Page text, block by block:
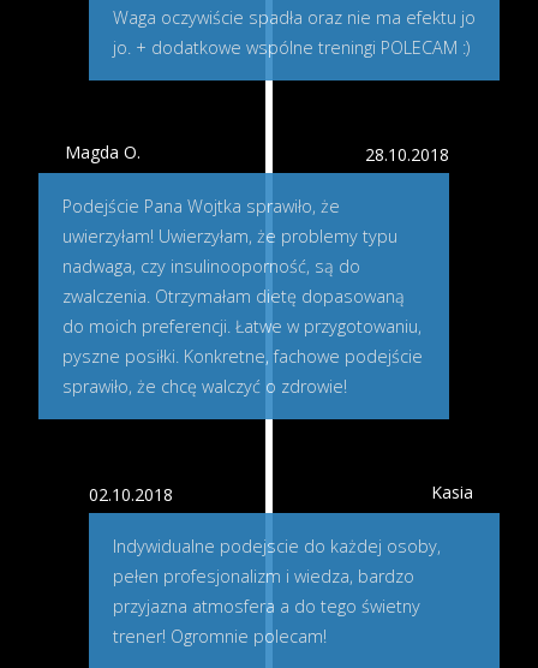
Waga oczywiście spadła oraz nie ma efektu jo
jo. + dodatkowe wspólne treningi POLECAM :)
Magda O. 28.10.2018
Podejście Pana Wojtka sprawiło, że
uwierzyłam! Uwierzyłam, że problemy typu
nadwaga, czy insulinooporność, są do
zwalczenia. Otrzymałam dietę dopasowaną
do moich preferencji. Łatwe w przygotowaniu,
pyszne posiłki. Konkretne, fachowe podejście
sprawiło, że chcę walczyć o zdrowie!
Kasia
02.10.2018
Indywidualne podejscie do każdej osoby,
pełen profesjonalizm i wiedza, bardzo
przyjazna atmosfera a do tego świetny
trener! Ogromnie polecam!